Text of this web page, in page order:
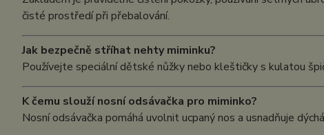
čisté prostředí při přebalování.
Jak bezpečně stříhat nehty miminku?
Používejte speciální dětské nůžky nebo kleštičky s kulatou
K čemu slouží nosní odsávačka pro miminko?
Nosní odsávačka pomáhá uvolnit ucpaný nos a usnadňuje